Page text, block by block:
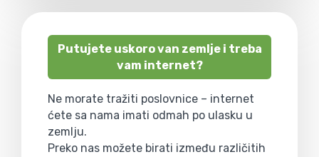
Putujete uskoro van zemlje i treba
vam internet?
Ne morate tražiti poslovnice – internet
ćete sa nama imati odmah po ulasku u
zemlju.
Preko nas možete birati između različitih